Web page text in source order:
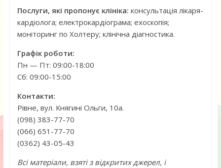
Послуги, які пропонує клініка: консультація лікаря-
кардіолога; електрокардіограма; ехоскопія;
моніторинг по Холтеру; клінічна діагностика.
Графік роботи:
Пн — Пт: 09:00-18:00
Сб: 09:00-15:00
Контакти:
Рівне, вул. Княгині Ольги, 10а.
(098) 383-77-70
(066) 651-77-70
(0362) 43-05-43
Всі матеріали, взяті з відкритих джерел, і